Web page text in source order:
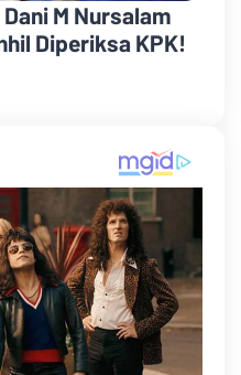
M Nursalam
Diperiksa KPK!